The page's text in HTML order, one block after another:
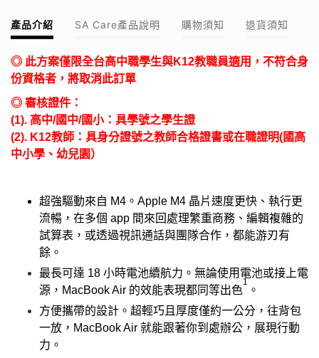
產品介紹 SA Care產品說明 購物須知 退貨須知
◎ 此方案僅限全台高中職學生與K12教職員適用，不符合身
份資格者，將取消此訂單
◎ 審核證件：
(1). 高中/國中/國小：具學號之學生證
(2). K12教師：具身分證號之教師合格證書或在職證明(國高
中小學、幼兒園）
超強驅動來自 M4。Apple M4 晶片速度更快、執行更
流暢，在多個 app 間來回處理繁重商務、編輯複雜的
試算表，或透過視訊通話與團隊合作，都能游刃有
餘。
最長可達 18 小時電池續航力。 無論使用電池或接上電
源，MacBook Air 的效能表現都同等出色
1
。
方便攜帶的設計。 超輕巧且厚度僅約一公分，往背包
一放，MacBook Air 就能跟著你到處辦公，展現行動
力。